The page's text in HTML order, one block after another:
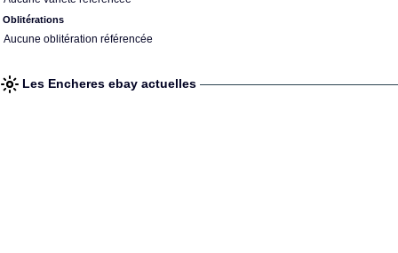
Oblitérations
Aucune oblitération référencée
Les Encheres ebay actuelles